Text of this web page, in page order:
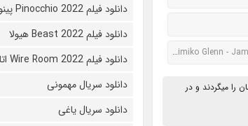
Vanessa Hudgens -
میگردند و در
دانلود فیلم Pinocchio 2022 پینوکیو
دانلود فیلم Beast 2022 هیولا
دانلود فیلم Wire Room 2022 اتاق شنود
دانلود سریال مهمونی
دانلود سریال یاغی